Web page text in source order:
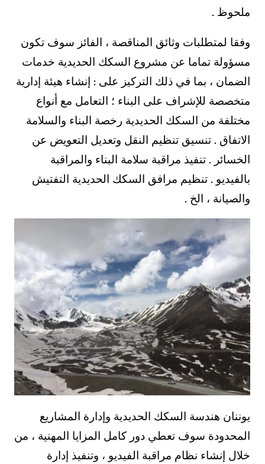
ملحوظ .
وفقا لمتطلبات وثائق المناقصة ، الفائز سوف تكون
مسؤولة تماما عن مشروع السكك الحديدية خدمات
الضمان ، بما في ذلك التركيز على : إنشاء هيئة إدارية
متخصصة للإشراف على البناء ؛ التعامل مع أنواع
مختلفة من السكك الحديدية رخصة البناء والسلامة
الاتفاق . تنسيق تنظيم النقل وتعديل التعويض عن
الخسائر . تنفيذ مراقبة سلامة البناء والمراقبة
بالفيديو . تنظيم مرافق السكك الحديدية التفتيش
والصيانة ، الخ .
يوننان هندسة السكك الحديدية وإدارة المشاريع
المحدودة سوف تعطي دور كامل المزايا المهنية ، من
خلال إنشاء نظام مراقبة الفيديو ، وتنفيذ إدارة